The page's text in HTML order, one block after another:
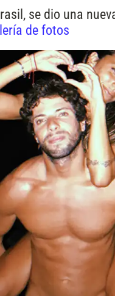
se dio una
de fotos